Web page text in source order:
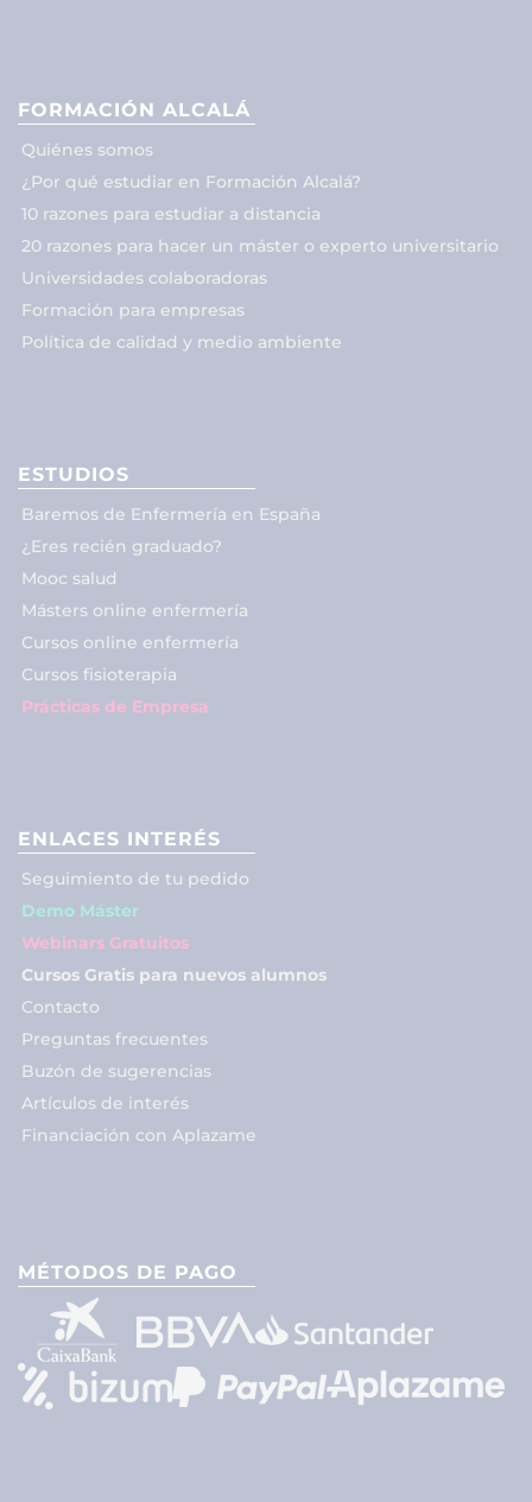
FORMACIÓN ALCALÁ
Quiénes somos
¿Por qué estudiar en Formación Alcalá?
10 razones para estudiar a distancia
20 razones para hacer un máster o experto universitario
Universidades colaboradoras
Formación para empresas
Política de calidad y medio ambiente
ESTUDIOS
Baremos de Enfermería en España
¿Eres recién graduado?
Mooc salud
Másters online enfermería
Cursos online enfermería
Cursos fisioterapia
Prácticas de Empresa
ENLACES INTERÉS
Seguimiento de tu pedido
Demo Máster
Webinars Gratuitos
Cursos Gratis para nuevos alumnos
Contacto
Preguntas frecuentes
Buzón de sugerencias
Artículos de interés
Financiación con Aplazame
MÉTODOS DE PAGO